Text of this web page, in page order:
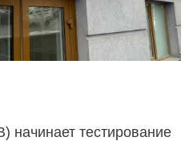
начинает тестирование